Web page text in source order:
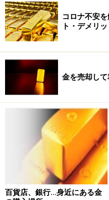
メリット1：無価値
金地金はそのものに価値
には企業の倒産などで無
金地金は無価値になるこ
中で通用する資産でもあ
メリット2：金融
金地金はそのものに価値
になっても影響を受けに
ため、経済不安などに陥
の価値が高まり、金地金
コロナ不安
ト・デメリ
金を売却し
百貨店、銀行…身近にある金